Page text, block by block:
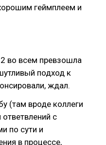
геймплеем и
во всем превзошла
подход к
ждал.
(там вроде коллеги
с
по сути и
в процессе,